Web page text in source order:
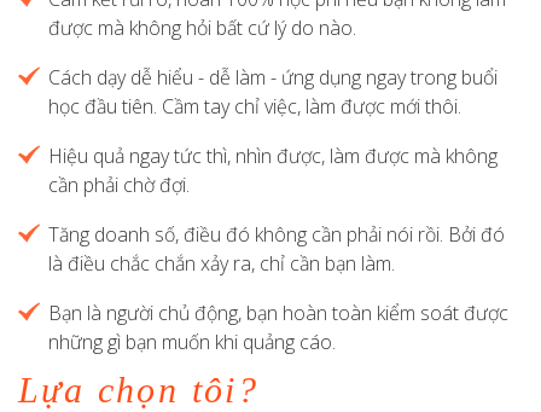
được mà không hỏi bất cứ lý do nào.
Cách dạy dễ hiểu - dễ làm - ứng dụng ngay trong buổi
học đầu tiên. Cầm tay chỉ việc, làm được mới thôi.
Hiệu quả ngay tức thì, nhìn được, làm được mà không
cần phải chờ đợi.
Tăng doanh số, điều đó không cần phải nói rồi. Bởi đó
là điều chắc chắn xảy ra, chỉ cần bạn làm.
Bạn là người chủ động, bạn hoàn toàn kiểm soát được
những gì bạn muốn khi quảng cáo.
Lựa chọn tôi?